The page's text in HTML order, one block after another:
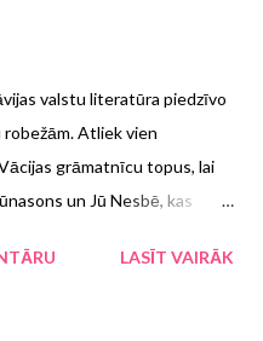
valstu literatūra piedzīvo
Atliek vien
grāmatnīcu topus, lai
un Jū Nesbē, kas
un kalni. Arī Somijas autoru
LASĪT VAIRĀK